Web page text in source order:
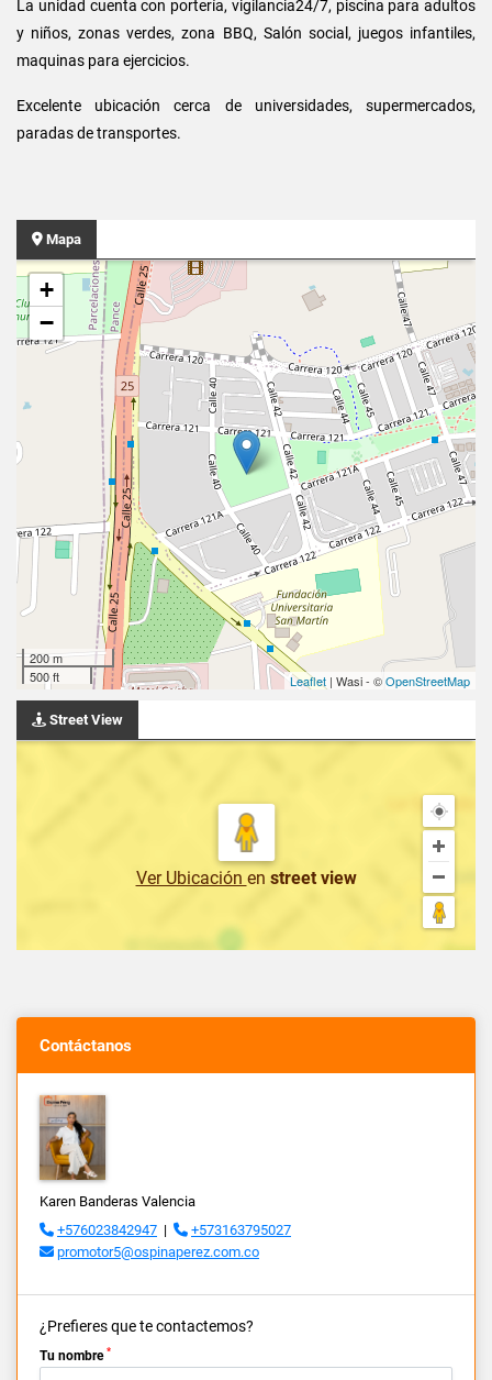
La unidad cuenta con portería, vigilancia24/7, piscina para adultos
y niños, zonas verdes, zona BBQ, Salón social, juegos infantiles,
maquinas para ejercicios.
Excelente ubicación cerca de universidades, supermercados,
paradas de transportes.
Mapa
+
−
200 m
500 ft
Leaflet | Wasi - ©OpenStreetMap
Street View
Ver Ubicación en street view
Contáctanos
Karen Banderas Valencia
+576023842947 |
+573163795027
promotor5@ospinaperez.com.co
¿Prefieres que te contactemos?
Tu nombre *